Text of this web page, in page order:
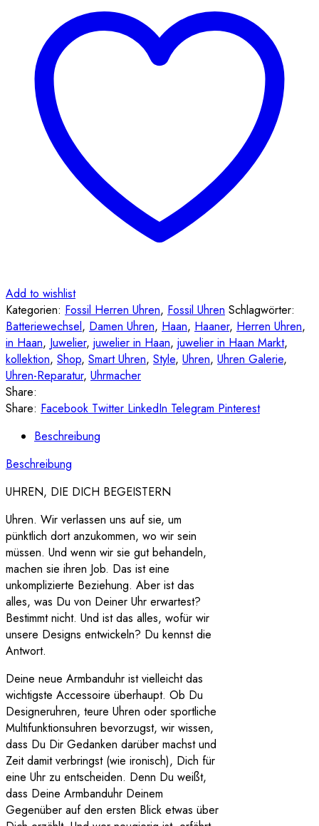
Add to wishlist
Kategorien: Fossil Herren Uhren, Fossil Uhren Schlagwörter:
Batteriewechsel, Damen Uhren, Haan, Haaner, Herren Uhren,
in Haan, Juwelier, juwelier in Haan, juwelier in Haan Markt,
kollektion, Shop, Smart Uhren, Style, Uhren, Uhren Galerie,
Uhren-Reparatur, Uhrmacher
Share:
Share: Facebook Twitter LinkedIn Telegram Pinterest
Beschreibung
Beschreibung
UHREN, DIE DICH BEGEISTERN
Uhren. Wir verlassen uns auf sie, um
pünktlich dort anzukommen, wo wir sein
müssen. Und wenn wir sie gut behandeln,
machen sie ihren Job. Das ist eine
unkomplizierte Beziehung. Aber ist das
alles, was Du von Deiner Uhr erwartest?
Bestimmt nicht. Und ist das alles, wofür wir
unsere Designs entwickeln? Du kennst die
Antwort.
Deine neue Armbanduhr ist vielleicht das
wichtigste Accessoire überhaupt. Ob Du
Designeruhren, teure Uhren oder sportliche
Multifunktionsuhren bevorzugst, wir wissen,
dass Du Dir Gedanken darüber machst und
Zeit damit verbringst (wie ironisch), Dich für
eine Uhr zu entscheiden. Denn Du weißt,
dass Deine Armbanduhr Deinem
Gegenüber auf den ersten Blick etwas über